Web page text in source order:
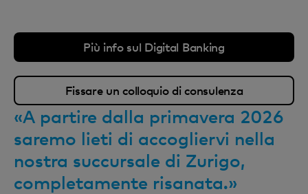
Più info sul Digital Banking
Fissare un colloquio di consulenza
«A partire dalla primavera 2026
saremo lieti di accogliervi nella
nostra succursale di Zurigo,
completamente risanata.»